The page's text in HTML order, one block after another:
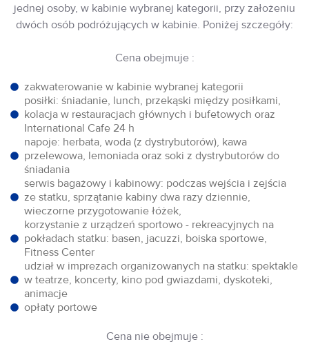
jednej osoby, w kabinie wybranej kategorii, przy założeniu
dwóch osób podróżujących w kabinie. Poniżej szczegóły:
Cena obejmuje :
zakwaterowanie w kabinie wybranej kategorii
posiłki: śniadanie, lunch, przekąski między posiłkami,
kolacja w restauracjach głównych i bufetowych oraz
International Cafe 24 h
napoje: herbata, woda (z dystrybutorów), kawa
przelewowa, lemoniada oraz soki z dystrybutorów do
śniadania
serwis bagażowy i kabinowy: podczas wejścia i zejścia
ze statku, sprzątanie kabiny dwa razy dziennie,
wieczorne przygotowanie łóżek,
korzystanie z urządzeń sportowo - rekreacyjnych na
pokładach statku: basen, jacuzzi, boiska sportowe,
Fitness Center
udział w imprezach organizowanych na statku: spektakle
w teatrze, koncerty, kino pod gwiazdami, dyskoteki,
animacje
opłaty portowe
Cena nie obejmuje :